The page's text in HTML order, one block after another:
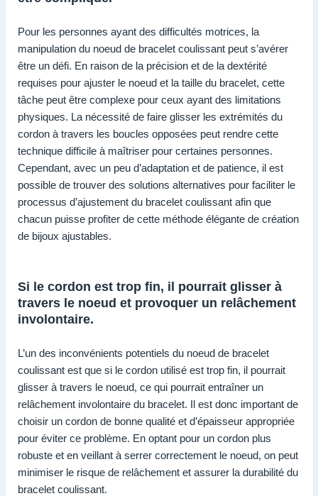
Pour les personnes ayant des difficultés motrices, la
manipulation du noeud de bracelet coulissant peut s’avérer
être un défi. En raison de la précision et de la dextérité
requises pour ajuster le noeud et la taille du bracelet, cette
tâche peut être complexe pour ceux ayant des limitations
physiques. La nécessité de faire glisser les extrémités du
cordon à travers les boucles opposées peut rendre cette
technique difficile à maîtriser pour certaines personnes.
Cependant, avec un peu d’adaptation et de patience, il est
possible de trouver des solutions alternatives pour faciliter le
processus d’ajustement du bracelet coulissant afin que
chacun puisse profiter de cette méthode élégante de création
de bijoux ajustables.
Si le cordon est trop fin, il pourrait glisser à
travers le noeud et provoquer un relâchement
involontaire.
L’un des inconvénients potentiels du noeud de bracelet
coulissant est que si le cordon utilisé est trop fin, il pourrait
glisser à travers le noeud, ce qui pourrait entraîner un
relâchement involontaire du bracelet. Il est donc important de
choisir un cordon de bonne qualité et d’épaisseur appropriée
pour éviter ce problème. En optant pour un cordon plus
robuste et en veillant à serrer correctement le noeud, on peut
minimiser le risque de relâchement et assurer la durabilité du
bracelet coulissant.